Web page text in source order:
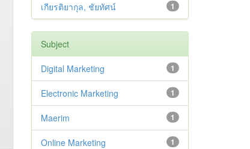
1
เกียรติยากุล, ชัยทัศน์
Subject
1
Digital Marketing
1
Electronic Marketing
1
Maerim
1
Online Marketing